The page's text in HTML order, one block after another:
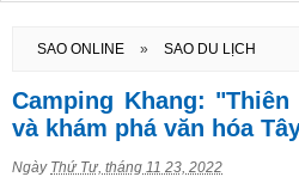
SAO ONLINE » SAO DU LỊCH
Camping Khang:
và khám phá văn hóa
Ngày Thứ Tư, tháng 11 23, 2022